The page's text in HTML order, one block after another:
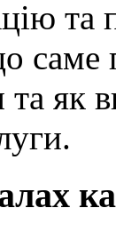
та
саме
як